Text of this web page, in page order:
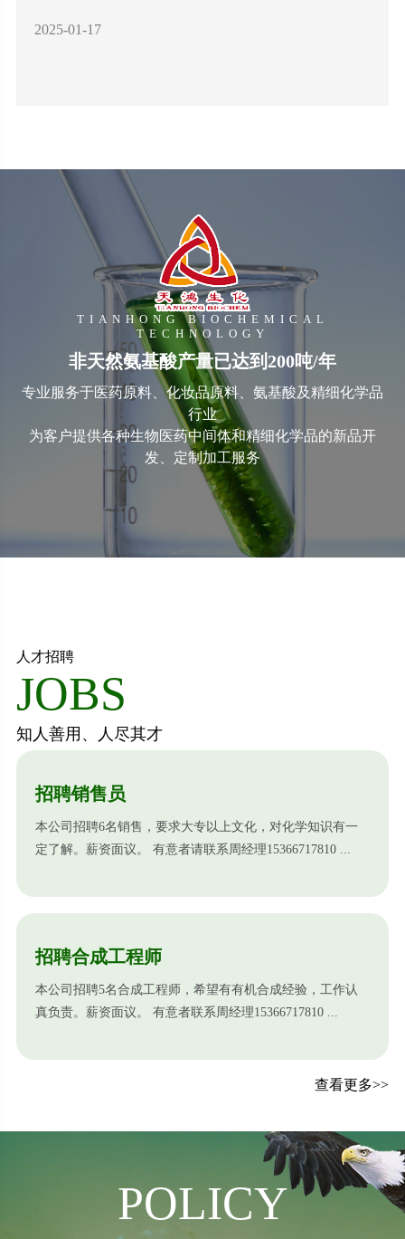
2025-01-17
TIANHONG BIOCHEMICAL
TECHNOLOGY
非天然氨基酸产量已达到200吨/年
专业服务于医药原料、化妆品原料、氨基酸及精细化学品
行业
为客户提供各种生物医药中间体和精细化学品的新品开
发、定制加工服务
人才招聘
JOBS
知人善用、人尽其才
招聘销售员
本公司招聘6名销售，要求大专以上文化，对化学知识有一
定了解。薪资面议。 有意者请联系周经理15366717810 ...
招聘合成工程师
本公司招聘5名合成工程师，希望有有机合成经验，工作认
真负责。薪资面议。 有意者联系周经理15366717810 ...
查看更多>>
POLICY